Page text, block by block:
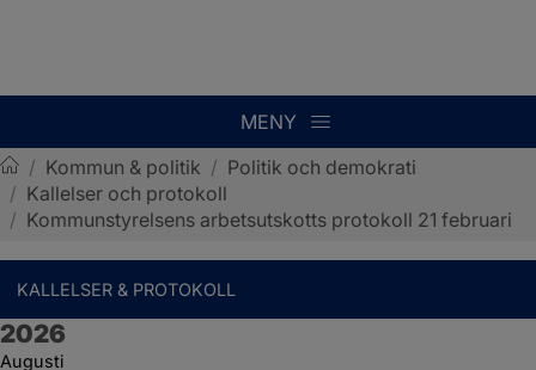
MENY
Sotenäs kommun
/ Kommun & politik / Politik och demokrati
/ Kallelser och protokoll
/ Kommunstyrelsens arbetsutskotts protokoll 21 februari
KALLELSER & PROTOKOLL
År:
2026
Augusti